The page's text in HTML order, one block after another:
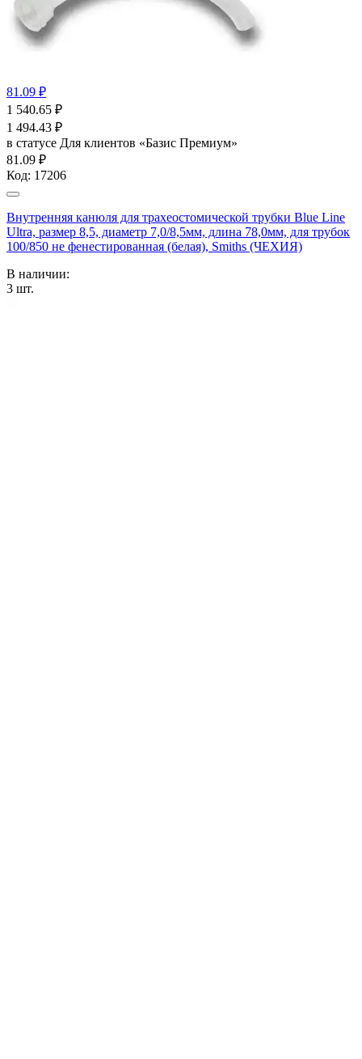
81.09 ₽
1 540.65 ₽
1 494.43 ₽
в статусе Для клиентов «Базис Премиум»
81.09 ₽
Код: 17206
Внутренняя канюля для трахеостомической трубки Blue Line
Ultra, размер 8,5, диаметр 7,0/8,5мм, длина 78,0мм, для трубок
100/850 не фенестированная (белая), Smiths (ЧЕХИЯ)
В наличии:
3 шт.